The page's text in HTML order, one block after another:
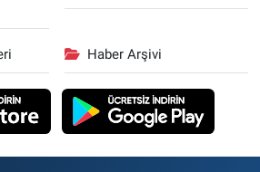
Haber Arşivi